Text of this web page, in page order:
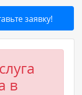
заявку!
в